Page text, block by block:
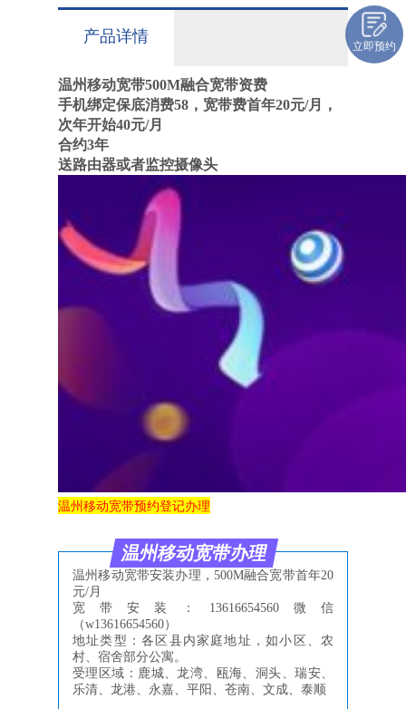
产品详情
温州移动宽带500M融合宽带资费
手机绑定保底消费58，宽带费首年20元/月，
次年开始40元/月
合约3年
送路由器或者监控摄像头
温州移动宽带预约登记办理
温州移动宽带办理
温州移动宽带安装办理，500M融合宽带首年20
元/月
宽带安装：13616654560微信
（w13616654560）
地址类型：各区县内家庭地址，如小区、农
村、宿舍部分公寓。
受理区域：鹿城、龙湾、瓯海、洞头、瑞安、
乐清、龙港、永嘉、平阳、苍南、文成、泰顺
立即预约